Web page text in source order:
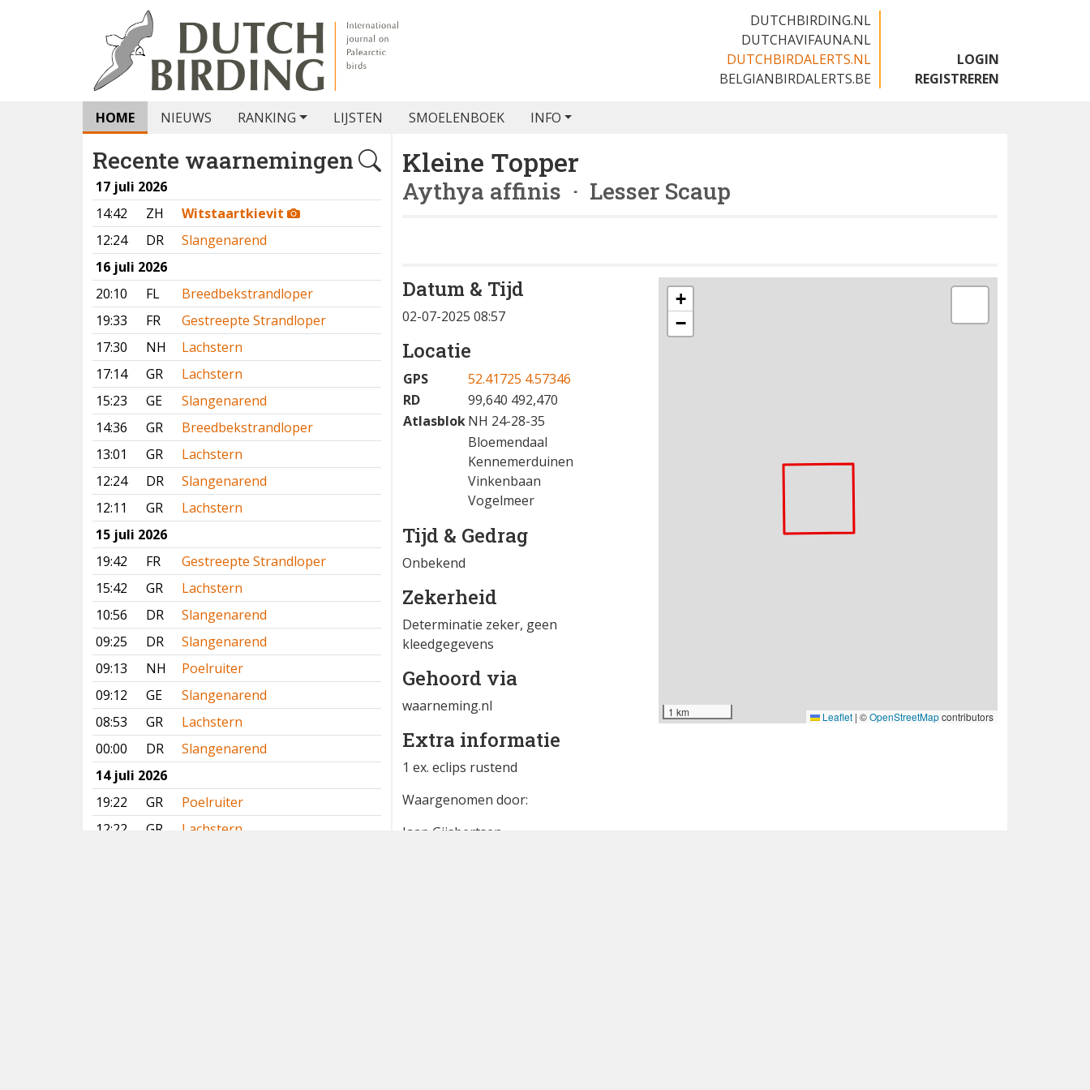
DUTCHBIRDING.NL
DUTCHAVIFAUNA.NL
DUTCHBIRDALERTS.NL
BELGIANBIRDALERTS.BE
LOGIN
REGISTREREN
HOME NIEUWS RANKING LIJSTEN SMOELENBOEK INFO
Recente waarnemingen
17 juli 2026
14:42
ZH
Witstaartkievit
12:24
DR
Slangenarend
16 juli 2026
20:10
FL
Breedbekstrandloper
19:33
FR
Gestreepte Strandloper
17:30
NH
Lachstern
17:14
GR
Lachstern
15:23
GE
Slangenarend
14:36
GR
Breedbekstrandloper
13:01
GR
Lachstern
12:24
DR
Slangenarend
12:11
GR
Lachstern
15 juli 2026
19:42
FR
Gestreepte Strandloper
15:42
GR
Lachstern
10:56
DR
Slangenarend
09:25
DR
Slangenarend
09:13
NH
Poelruiter
09:12
GE
Slangenarend
08:53
GR
Lachstern
00:00
DR
Slangenarend
14 juli 2026
19:22
GR
Poelruiter
12:22
GR
Lachstern
Kleine Topper
Aythya affinis · Lesser Scaup
Datum & Tijd
02-07-2025 08:57
Locatie
GPS
52.41725 4.57346
RD
99,640 492,470
AtlasblokNH 24-28-35
Bloemendaal
Kennemerduinen
Vinkenbaan
Vogelmeer
Tijd & Gedrag
Onbekend
Zekerheid
Determinatie zeker, geen
kleedgegevens
Gehoord via
waarneming.nl
Extra informatie
1 ex. eclips rustend
Waargenomen door:
Jaap Gijsbertsen
+
−
1 km Leaflet | ©OpenStreetMapcontributors